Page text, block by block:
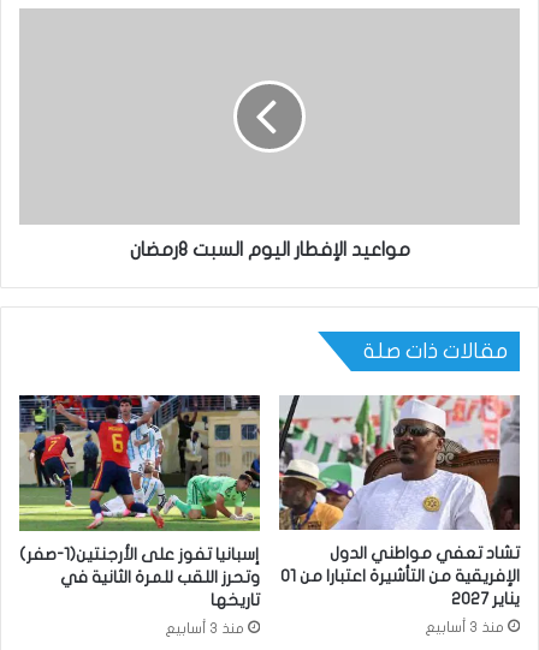
مواعيد الإفطار اليوم السبت 8رمضان
مقالات ذات صلة
تشاد تعفي مواطني الدول
الإفريقية من التأشيرة اعتبارا من 01
يناير 2027
منذ 3 أسابيع
إسبانيا تفوز على الأرجنتين(1-صفر)
وتحرز اللقب للمرة الثانية في
تاريخها
منذ 3 أسابيع